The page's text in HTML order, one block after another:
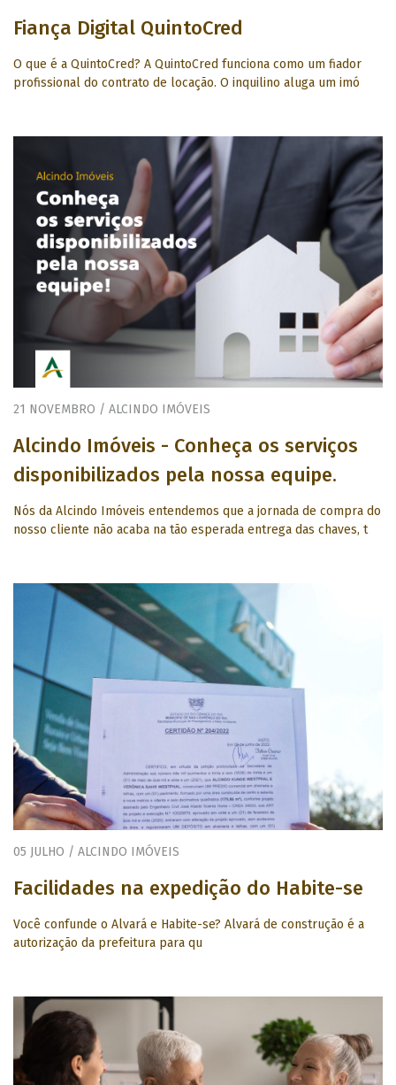
Fiança Digital QuintoCred
O que é a QuintoCred? A QuintoCred funciona como um fiador
profissional do contrato de locação. O inquilino aluga um imó
21 NOVEMBRO / ALCINDO IMÓVEIS
Alcindo Imóveis - Conheça os serviços
disponibilizados pela nossa equipe.
Nós da Alcindo Imóveis entendemos que a jornada de compra do
nosso cliente não acaba na tão esperada entrega das chaves, t
05 JULHO / ALCINDO IMÓVEIS
Facilidades na expedição do Habite-se
Você confunde o Alvará e Habite-se? Alvará de construção é a
autorização da prefeitura para qu